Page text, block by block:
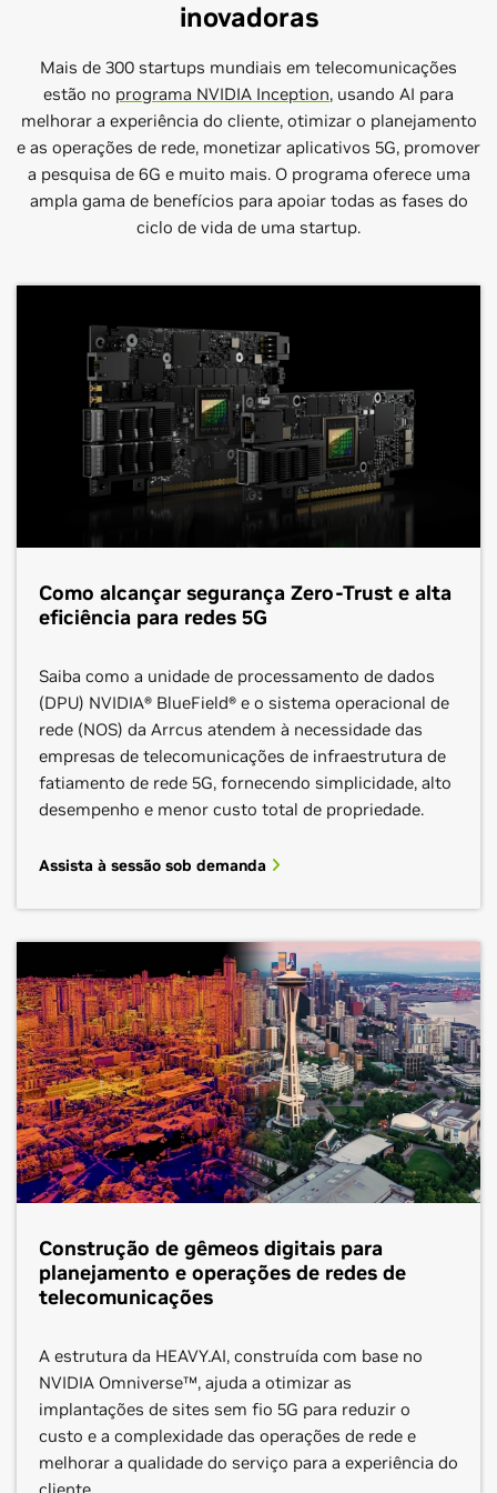
AWS
Operações com AI
oferecendo mais de 200 serviços completos de data
centers em todo o planeta.
Saiba Mais Conecte-se
Google Cloud
Segmento:Operações com AI
organização de transformar digitalmente seus
negócios e o setor.
Saiba Mais Conecte-se
Microsoft Azure
Segmento:
Dell Technologies
Segmento: Operações comAI, Fábricas soberanas de
do mundo que ajudam a transformar a vida das
pessoas com recursos extraordinários, desde
soluções de cloud híbrida até computação de alto
desempenho e ambiciosas iniciativas de impacto
social e sustentabilidade.
Conecte-se
Operações com AI, Fábricas soberanas de
AI, RAN acelerada, Rede acelerada
A HPE é a empresa global da edge à cloud criada para
transformar os negócios. A HPE ajuda a conectar,
proteger, analisar e agir em todos os dados e
aplicativos onde quer que estejam, da edge à cloud.
Saiba Mais Conecte-se
Data Monsters
Operações com AI
implementar soluções baseadas na NVIDIA.
Saiba Mais Conecte-se
Infosys
A Infosys fornece soluções e consultoria em cloud, AI
Saiba Mais Conecte-se
QuantiPhi
Segmento: Operações com AI
inovadoras
Mais de 300 startups mundiais em telecomunicações
estão no programa NVIDIA Inception, usando AI para
melhorar a experiência do cliente, otimizar o planejamento
e as operações de rede, monetizar aplicativos 5G, promover
a pesquisa de 6G e muito mais. O programa oferece uma
ampla gama de benefícios para apoiar todas as fases do
ciclo de vida de uma startup.
Como alcançar segurança Zero-Trust e alta
eficiência para redes 5G
Saiba como a unidade de processamento de dados
(DPU) NVIDIA® BlueField® e o sistema operacional de
rede (NOS) da Arrcus atendem à necessidade das
empresas de telecomunicações de infraestrutura de
fatiamento de rede 5G, fornecendo simplicidade, alto
desempenho e menor custo total de propriedade.
Assista à sessão sob demanda
Construção de gêmeos digitais para
planejamento e operações de redes de
telecomunicações
A estrutura da HEAVY.AI, construída com base no
NVIDIA Omniverse™, ajuda a otimizar as
implantações de sites sem fio 5G para reduzir o
custo e a complexidade das operações de rede e
melhorar a qualidade do serviço para a experiência do